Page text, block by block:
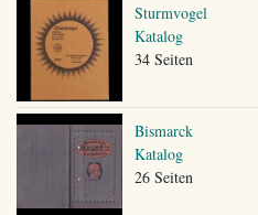
Sturmvogel
Katalog
34 Seiten
Bismarck
Katalog
26 Seiten